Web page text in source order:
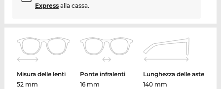
Expressalla cassa.
Misura delle lenti
52 mm
Ponte infralenti
16 mm
Lunghezza delle aste
140 mm